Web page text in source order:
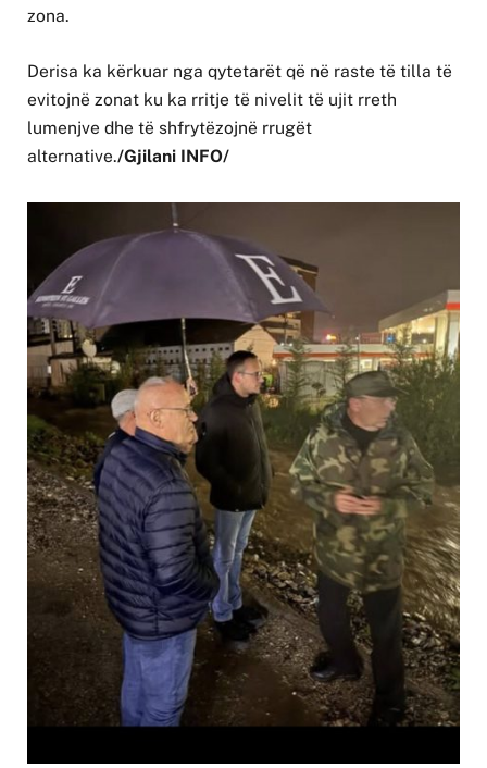
zona.
Derisa ka kërkuar nga qytetarët që në raste të tilla të
evitojnë zonat ku ka rritje të nivelit të ujit rreth
lumenjve dhe të shfrytëzojnë rrugët
alternative./Gjilani INFO/